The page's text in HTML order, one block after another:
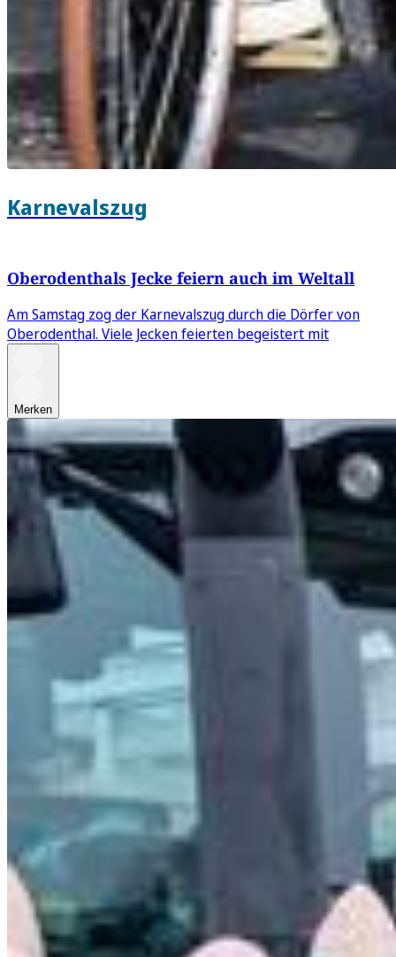
Karnevalszug
Oberodenthals Jecke feiern auch im Weltall
Am Samstag zog der Karnevalszug durch die Dörfer von
Oberodenthal. Viele Jecken feierten begeistert mit
Merken